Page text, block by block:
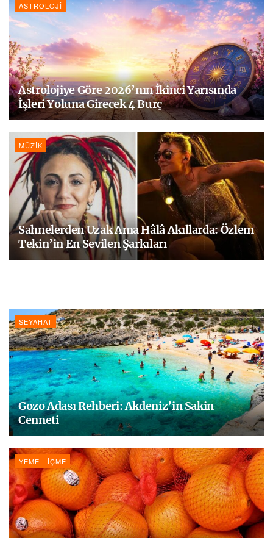
ASTROLOJI
Astrolojiye Göre 2026’nın İkinci Yarısında
İşleri Yoluna Girecek 4 Burç
MÜZIK
Sahnelerden Uzak Ama Hâlâ Akıllarda: Özlem
Tekin’in En Sevilen Şarkıları
SEYAHAT
Gozo Adası Rehberi: Akdeniz’in Sakin
Cenneti
YEME - İÇME